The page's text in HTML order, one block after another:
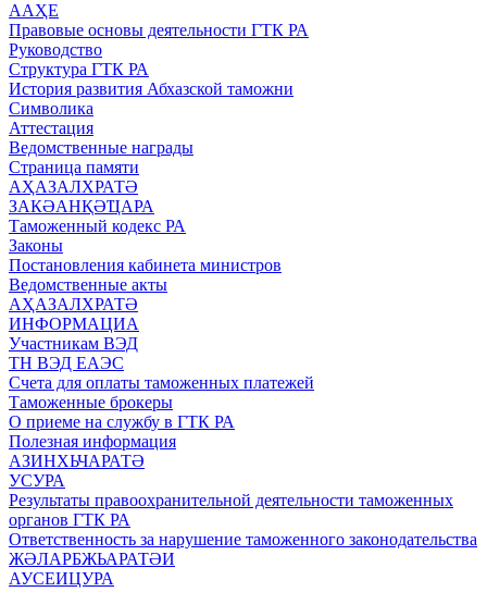
ААҲЕ
Правовые основы деятельности ГТК РА
Руководство
Структура ГТК РА
История развития Абхазской таможни
Символика
Аттестация
Ведомственные награды
Страница памяти
АҲАЗАЛХРАТӘ
ЗАКӘАНҚӘҴАРА
Таможенный кодекс РА
Законы
Постановления кабинета министров
Ведомственные акты
АҲАЗАЛХРАТӘ
ИНФОРМАЦИА
Участникам ВЭД
ТН ВЭД ЕАЭС
Счета для оплаты таможенных платежей
Таможенные брокеры
О приеме на службу в ГТК РА
Полезная информация
АЗИНХЬЧАРАТӘ
УСУРА
Результаты правоохранительной деятельности таможенных
органов ГТК РА
Ответственность за нарушение таможенного законодательства
ЖӘЛАРБЖЬАРАТӘИ
АУСЕИЦУРА